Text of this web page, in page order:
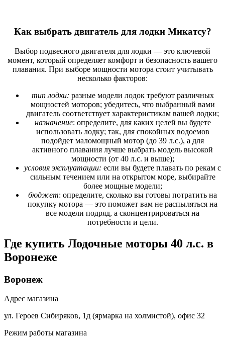
Как выбрать двигатель для лодки Микатсу?
Выбор подвесного двигателя для лодки — это ключевой
момент, который определяет комфорт и безопасность вашего
плавания. При выборе мощности мотора стоит учитывать
несколько факторов:
тип лодки: разные модели лодок требуют различных
мощностей моторов; убедитесь, что выбранный вами
двигатель соответствует характеристикам вашей лодки;
назначение: определите, для каких целей вы будете
использовать лодку; так, для спокойных водоемов
подойдет маломощный мотор (до 39 л.с.), а для
активного плавания лучше выбрать модель высокой
мощности (от 40 л.с. и выше);
условия эксплуатации: если вы будете плавать по рекам с
сильным течением или на открытом море, выбирайте
более мощные модели;
бюджет: определите, сколько вы готовы потратить на
покупку мотора — это поможет вам не распыляться на
все модели подряд, а сконцентрироваться на
потребности и цели.
Где купить Лодочные моторы 40 л.с. в
Воронеже
Воронеж
Адрес магазина
ул. Героев Сибиряков, 1д (ярмарка на холмистой), офис 32
Режим работы магазина